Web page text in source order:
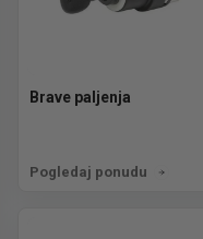
Brave paljenja
Pogledaj ponudu